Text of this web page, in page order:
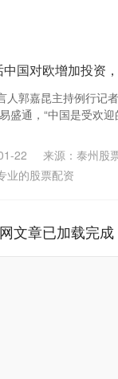
国对欧增加投资
人郭嘉昆主持例行记
盛通，“中国是受欢
22
来源：泰州股
业的股票配资
文章已加载完成